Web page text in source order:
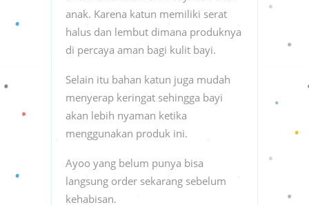
anak. Karena katun memiliki serat
halus dan lembut dimana produknya
di percaya aman bagi kulit bayi.
Selain itu bahan katun juga mudah
menyerap keringat sehingga bayi
akan lebih nyaman ketika
menggunakan produk ini.
Ayoo yang belum punya bisa
langsung order sekarang sebelum
kehabisan.